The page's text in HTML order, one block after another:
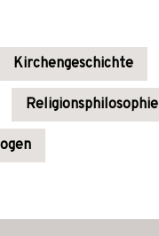
Kirchengeschichte
Religionsphilosophie